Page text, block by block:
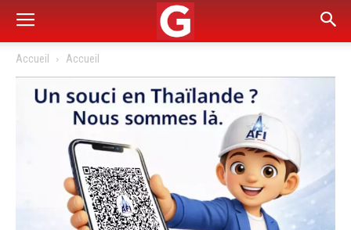
Accueil Accueil